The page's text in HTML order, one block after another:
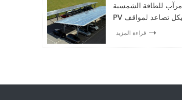
مرآب للطاقة الشمسية
PV هيكل تصاعد لمواقف
السيارات
قراءة المزيد